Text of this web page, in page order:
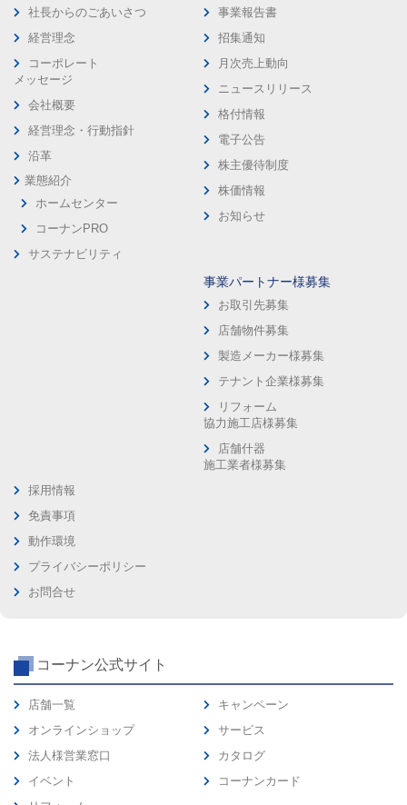
社長からのごあいさつ
経営理念
コーポレート
メッセージ
会社概要
経営理念・行動指針
沿革
業態紹介
ホームセンター
コーナンPRO
サステナビリティ
事業報告書
招集通知
月次売上動向
ニュースリリース
格付情報
電子公告
株主優待制度
株価情報
お知らせ
事業パートナー様募集
お取引先募集
店舗物件募集
製造メーカー様募集
テナント企業様募集
リフォーム
協力施工店様募集
店舗什器
施工業者様募集
採用情報
免責事項
動作環境
プライバシーポリシー
お問合せ
コーナン公式サイト
店舗一覧
オンラインショップ
法人様営業窓口
イベント
キャンペーン
サービス
カタログ
コーナンカード